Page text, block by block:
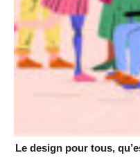
Le design pour tous,